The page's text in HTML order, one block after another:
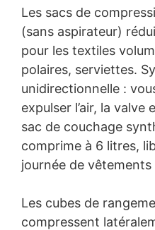
Les sacs de
(sans aspirateur)
pour les textiles
polaires, serviettes.
unidirectionnelle :
expulser l’air, la valve
sac de couchage
comprime à 6 litres,
journée de
Les cubes de
compressent